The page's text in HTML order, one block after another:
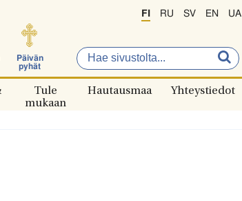
Päivän
pyhät
FI RU SV EN UA
Tule
mukaan
Hautausmaa Yhteystiedot